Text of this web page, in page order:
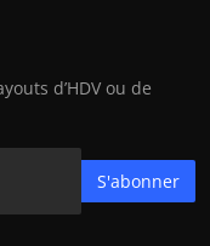
d’HDV ou de
S'abonner